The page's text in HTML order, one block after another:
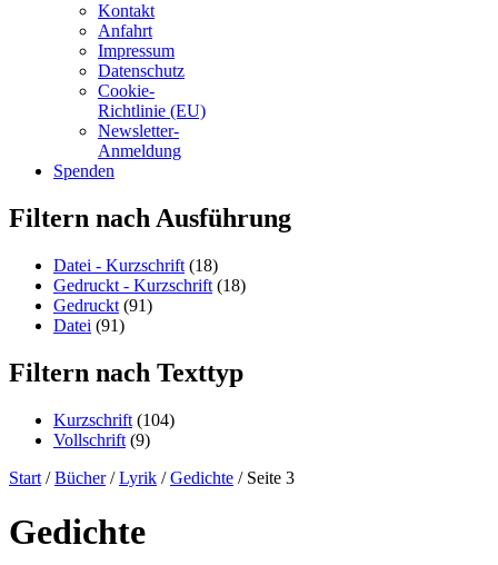
Kontakt
Anfahrt
Impressum
Datenschutz
Cookie-
Richtlinie (EU)
Newsletter-
Anmeldung
Spenden
Skip
to
Filtern nach Ausführung
Datei - Kurzschrift (18)
Gedruckt - Kurzschrift (18)
Gedruckt (91)
Datei (91)
Filtern nach Texttyp
Kurzschrift (104)
Vollschrift (9)
Start /Bücher/Lyrik /Gedichte / Seite 3
Gedichte